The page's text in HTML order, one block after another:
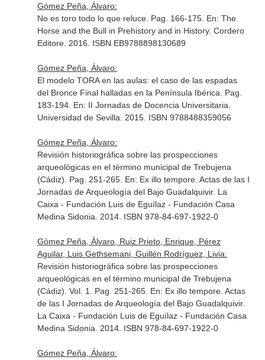
Gómez Peña, Álvaro:
No es toro todo lo que reluce. Pag. 166-175. En: The
Horse and the Bull in Prehistory and in History. Cordero
Editore. 2016. ISBN EB9788898130689
Gómez Peña, Álvaro:
El modelo TORA en las aulas: el caso de las espadas
del Bronce Final halladas en la Península Ibérica. Pag.
183-194. En: II Jornadas de Docencia Universitaria
Universidad de Sevilla. 2015. ISBN 9788488359056
Gómez Peña, Álvaro:
Revisión historiográfica sobre las prospecciones
arqueológicas en el término municipal de Trebujena
(Cádiz). Pag. 251-265. En: Ex illo tempore. Actas de las I
Jornadas de Arqueología del Bajo Guadalquivir. La
Caixa - Fundación Luis de Eguílaz - Fundación Casa
Medina Sidonia. 2014. ISBN 978-84-697-1922-0
Gómez Peña, Álvaro, Ruiz Prieto, Enrique, Pérez
Aguilar, Luis Gethsemani, Guillén Rodríguez, Livia:
Revisión historiográfica sobre las prospecciones
arqueológicas en el término municipal de Trebujena
(Cádiz). Vol. 1. Pag. 251-265. En: Ex illo tempore. Actas
de las I Jornadas de Arqueología del Bajo Guadalquivir.
La Caixa - Fundación Luis de Eguílaz - Fundación Casa
Medina Sidonia. 2014. ISBN 978-84-697-1922-0
Gómez Peña, Álvaro: